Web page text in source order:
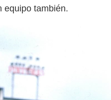
equipo también.